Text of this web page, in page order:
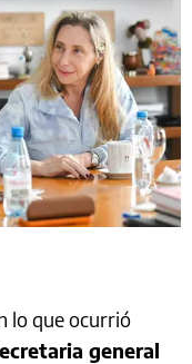
lo que ocurrió
general